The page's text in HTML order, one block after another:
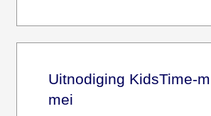
Uitnodiging KidsTime-
mei